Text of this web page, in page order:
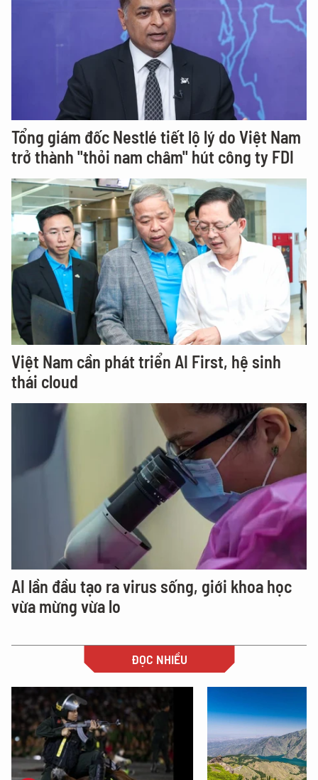
Tổng giám đốc Nestlé tiết lộ lý do Việt Nam
trở thành "thỏi nam châm" hút công ty FDI
Việt Nam cần phát triển AI First, hệ sinh
thái cloud
AI lần đầu tạo ra virus sống, giới khoa học
vừa mừng vừa lo
ĐỌC NHIỀU